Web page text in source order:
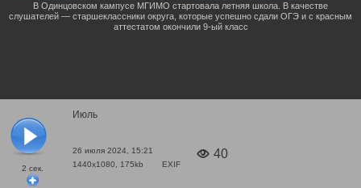
2 сек.
Июль
26 июля 2024, 15:21
1440x1080, 175kb
EXIF
40
В Одинцовском кампусе МГИМО стартовала летняя школа. В качестве
слушателей — старшеклассники округа, которые успешно сдали ОГЭ и с красным
аттестатом окончили 9-ый класс